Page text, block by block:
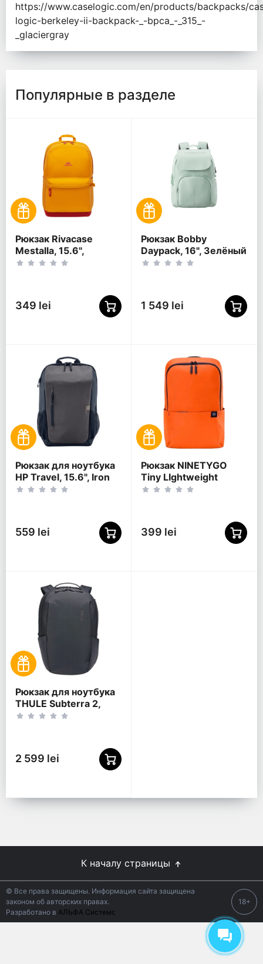
https://www.caselogic.com/en/products/backpacks/
logic-berkeley-ii-backpack-_-bpca_-_315_-
_glaciergray
Популярные в разделе
Рюкзак Rivacase
Mestalla, 15.6",
Золотой
349 lei
Рюкзак Bobby
Daypack, 16", Зелёный
1 549 lei
Рюкзак для ноутбука
HP Travel, 15.6", Iron
Grey
559 lei
Рюкзак NINETYGO
Tiny LIghtweight
Casual, 15.6",
399 lei
Рюкзак для ноутбука
THULE Subterra 2,
15.6", Dark Slate
2 599 lei
К началу страницы
© Все права защищены. Информация сайта защищена
законом об авторских правах.
Разработано в АЛЬФА Системс
18+